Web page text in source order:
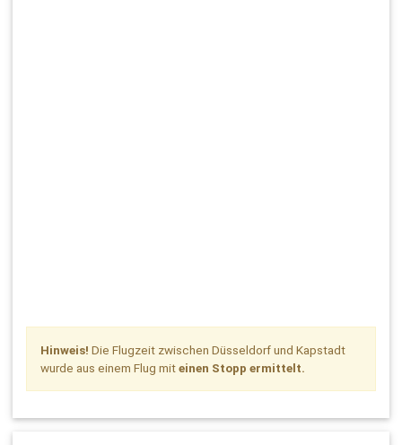
Hinweis! Die Flugzeit zwischen Düsseldorf und Kapstadt
wurde aus einem Flug miteinen Stopp ermittelt.